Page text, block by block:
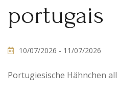
portugais
10/07/2026 - 11/07/2026
Portugiesische Hähnchen